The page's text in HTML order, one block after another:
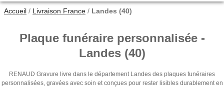
Accueil / Livraison France / Landes (40)
Plaque funéraire personnalisée -
Landes (40)
RENAUD Gravure livre dans le département Landes des plaques funéraires
personnalisées, gravées avec soin et conçues pour rester lisibles durablement en